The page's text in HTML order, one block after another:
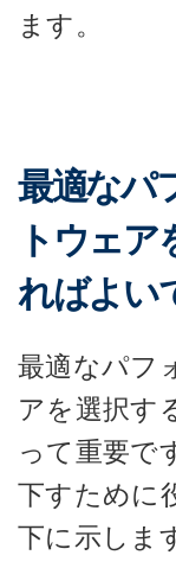
ます。
最適なパ
トウェ
ればよい
最適なパフ
アを選択す
って重要で
下すために
下に示しま